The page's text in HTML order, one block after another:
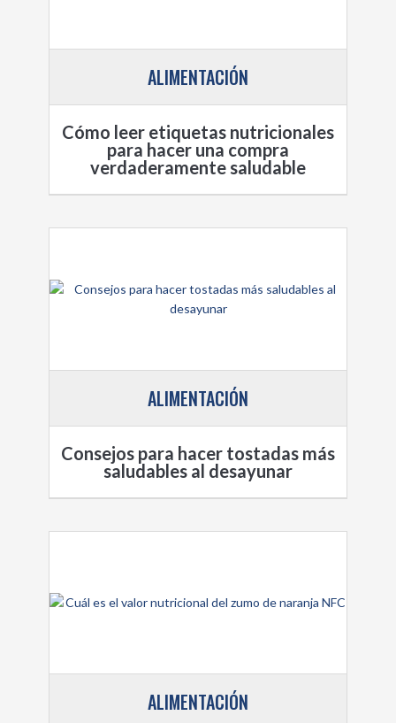
ALIMENTACIÓN
Cómo leer etiquetas nutricionales
para hacer una compra
verdaderamente saludable
ALIMENTACIÓN
Consejos para hacer tostadas más
saludables al desayunar
ALIMENTACIÓN